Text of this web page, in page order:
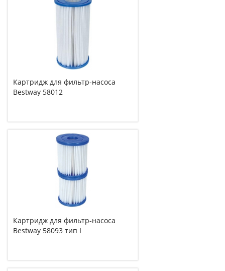
Картридж для фильтр-насоса
Bestway 58012
Картридж для фильтр-насоса
Bestway 58093 тип I